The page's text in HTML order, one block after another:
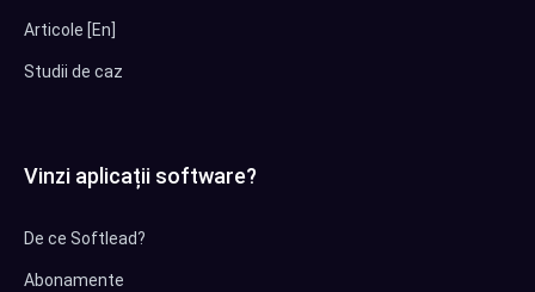
Articole [En]
Studii de caz
Vinzi aplicații software?
De ce Softlead?
Abonamente